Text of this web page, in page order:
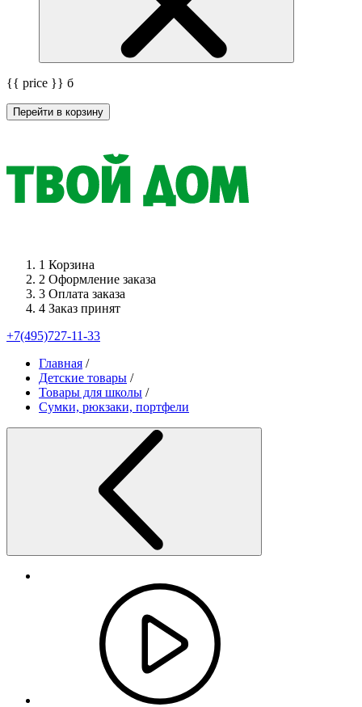
{{ price }} б
Перейти в корзину
1 Корзина
2 Оформление заказа
3 Оплата заказа
4 Заказ принят
+7(495)727-11-33
Главная /
Детские товары /
Товары для школы /
Сумки, рюкзаки, портфели